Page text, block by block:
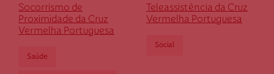
Socorrismo de
Proximidade da Cruz
Vermelha Portuguesa
Saúde
Teleassistência da Cruz
Vermelha Portuguesa
Social